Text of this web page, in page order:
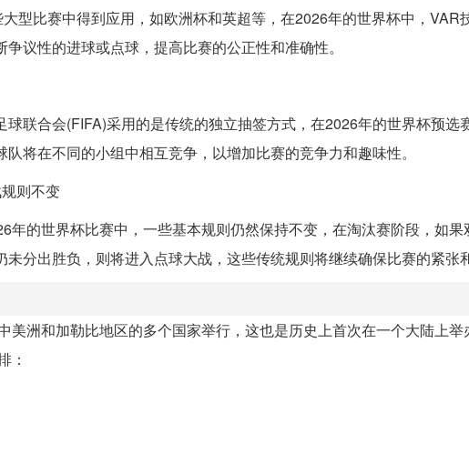
型比赛中得到应用，如欧洲杯和英超等，在2026年的世界杯中，VAR
议性的进球或点球，提高比赛的公正性和准确性。
联合会(FIFA)采用的是传统的独立抽签方式，在2026年的世界杯预选
将在不同的小组中相互竞争，以增加比赛的竞争力和趣味性。
则不变
年的世界杯比赛中，一些基本规则仍然保持不变，在淘汰赛阶段，如果
分出胜负，则将进入点球大战，这些传统规则将继续确保比赛的紧张
美洲和加勒比地区的多个国家举行，这也是历史上首次在一个大陆上
：